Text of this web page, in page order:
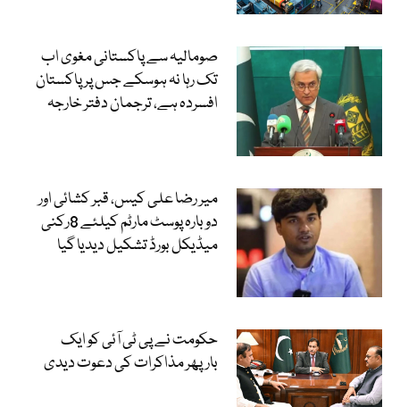
صومالیہ سے پاکستانی مغوی اب
تک رہا نہ ہوسکے جس پر پاکستان
افسردہ ہے، ترجمان دفتر خارجہ
میر رضا علی کیس، قبر کشائی اور
دوبارہ پوسٹ مارٹم کیلئے 8رکنی
میڈیکل بورڈ تشکیل دیدیا گیا
حکومت نے پی ٹی آئی کو ایک
بارپھر مذاکرات کی دعوت دیدی